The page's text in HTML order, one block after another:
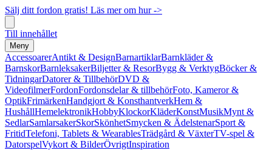
Sälj ditt fordon gratis! Läs mer om hur ->
Till innehållet
Meny
AccessoarerAntikt & DesignBarnartiklarBarnkläder &
BarnskorBarnleksakerBiljetter & ResorBygg & VerktygBöcker &
TidningarDatorer & TillbehörDVD &
VideofilmerFordonFordonsdelar & tillbehörFoto, Kameror &
OptikFrimärkenHandgjort & KonsthantverkHem &
HushållHemelektronikHobbyKlockorKläderKonstMusikMynt &
SedlarSamlarsakerSkorSkönhetSmycken & ÄdelstenarSport &
FritidTelefoni, Tablets & WearablesTrädgård & VäxterTV-spel &
DatorspelVykort & BilderÖvrigtInspiration